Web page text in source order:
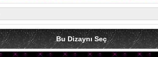
Bu Dizaynı Seç